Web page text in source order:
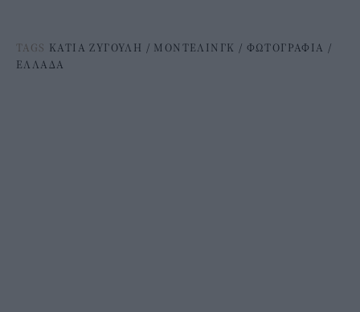
TAGS ΚΑΤΙΑ ΖΥΓΟΥΛΗ / ΜΟΝΤΕΛΙΝΓΚ / ΦΩΤΟΓΡΑΦΙΑ /
ΕΛΛΑΔΑ